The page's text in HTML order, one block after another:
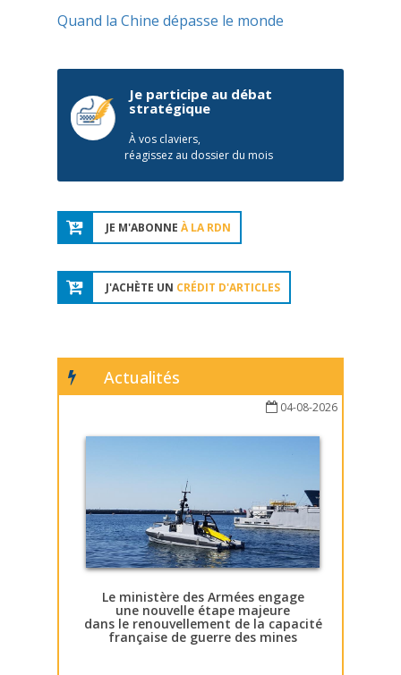
Quand la Chine dépasse le monde
Je participe au débat
stratégique
À vos claviers,
réagissez au dossier du mois
JE M'ABONNE À LA RDN
J'ACHÈTE UN CRÉDIT D'ARTICLES
Actualités
04-08-2026
Le ministère des Armées engage
une nouvelle étape majeure
dans le renouvellement de la capacité
française de guerre des mines